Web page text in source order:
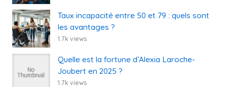
Taux incapacité entre 50 et 79 : quels sont
les avantages ?
1.7k views
Quelle est la fortune d’Alexia Laroche-
Joubert en 2025 ?
1.7k views